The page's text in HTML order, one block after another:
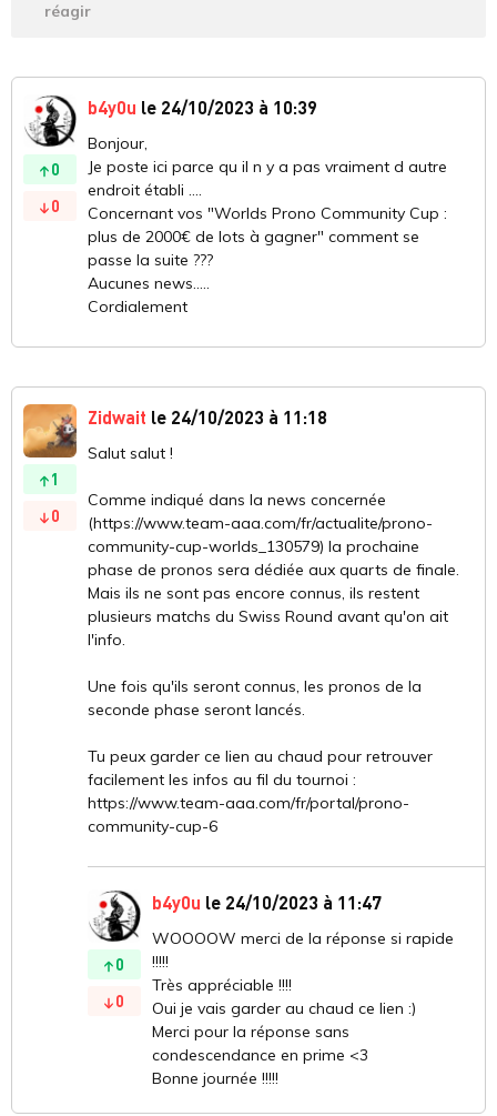
réagir
0
0
b4y0u le 24/10/2023 à 10:39
Bonjour,
Je poste ici parce qu il n y a pas vraiment d autre
endroit établi ....
Concernant vos "Worlds Prono Community Cup :
plus de 2000€ de lots à gagner" comment se
passe la suite ???
Aucunes news.....
Cordialement
1
0
Zidwait le 24/10/2023 à 11:18
Salut salut !
Comme indiqué dans la news concernée
(https://www.team-aaa.com/fr/actualite/prono-
community-cup-worlds_130579) la prochaine
phase de pronos sera dédiée aux quarts de finale.
Mais ils ne sont pas encore connus, ils restent
plusieurs matchs du Swiss Round avant qu'on ait
l'info.
Une fois qu'ils seront connus, les pronos de la
seconde phase seront lancés.
Tu peux garder ce lien au chaud pour retrouver
facilement les infos au fil du tournoi :
https://www.team-aaa.com/fr/portal/prono-
community-cup-6
0
0
b4y0u le 24/10/2023 à 11:47
WOOOOW merci de la réponse si rapide
!!!!!
Très appréciable !!!!
Oui je vais garder au chaud ce lien :)
Merci pour la réponse sans
condescendance en prime <3
Bonne journée !!!!!